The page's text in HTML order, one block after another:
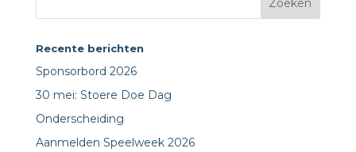
Recente berichten
Sponsorbord 2026
30 mei: Stoere Doe Dag
Onderscheiding
Aanmelden Speelweek 2026